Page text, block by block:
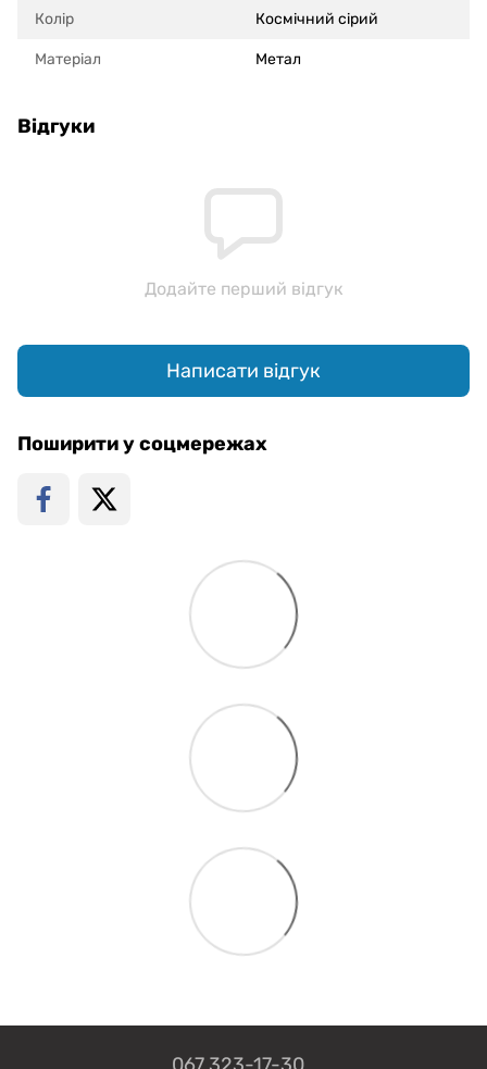
Колір Космічний сірий
Матеріал Метал
Відгуки
Додайте перший відгук
Написати відгук
Поширити у соцмережах